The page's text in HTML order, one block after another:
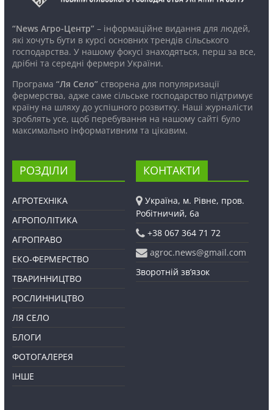
“News Агро-Центр”– інформаційне видання для людей,
які хочуть бути в курсі основних трендів сільського
господарства. У нашому фокусі знаходяться, перш за все,
дрібні та середні фермери України.
Програма “Ля Село”створена для популяризації
фермерства, адже саме сільське господарство підтримує
країну на шляху до успішного розвитку. Наші журналісти
зроблять усе, щоб перебування на нашому сайті було
максимально інформативним та цікавим.
РОЗДІЛИ
АГРОТЕХНІКА
АГРОПОЛІТИКА
АГРОПРАВО
ЕКО-ФЕРМЕРСТВО
ТВАРИННИЦТВО
РОСЛИННИЦТВО
ЛЯ СЕЛО
БЛОГИ
ФОТОГАЛЕРЕЯ
ІНШЕ
КОНТАКТИ
Україна, м. Рівне, пров.
Робітничий, 6а
+38 067 364 71 72
agroc.news@gmail.com
Зворотній зв’язок